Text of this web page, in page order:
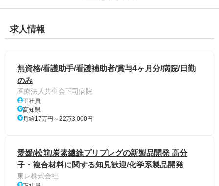
求人情報
無資格/看護助手/看護補助者/賞与4ヶ月分/病院/日勤
のみ
医療法人共生会下司病院
正社員
高知県
月給17万円～22万3,000円
愛媛/松前/炭素繊維プリプレグの新製品開発 高分
子・複合材料に関する知見歓迎/化学系製品開発
東レ株式会社